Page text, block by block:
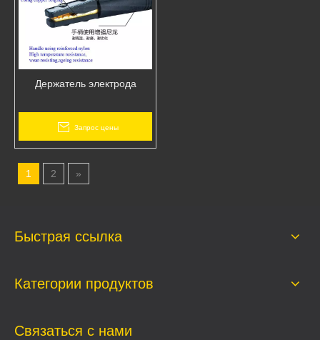
Держатель электрода
Запрос цены
1 2 »
Быстрая ссылка
Категории продуктов
Связаться с нами